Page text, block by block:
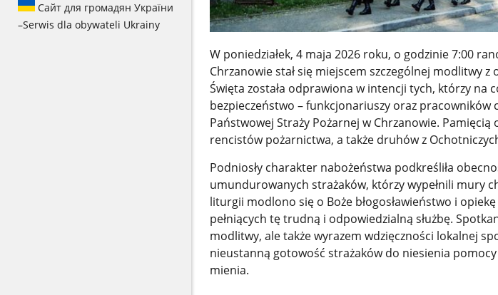
Сайт для громадян України
–Serwis dla obywateli Ukrainy
W poniedziałek, 4 maja 2026 roku, o godzinie 7:00
Chrzanowie stał się miejscem szczególnej modlitwy z
Święta została odprawiona w intencji tych, którzy na
bezpieczeństwo – funkcjonariuszy oraz pracowników
Państwowej Straży Pożarnej w Chrzanowie.
rencistów pożarnictwa, a także druhów z
Podniosły charakter nabożeństwa podkreśliła
umundurowanych strażaków, którzy wypełnili mury
liturgii modlono się o Boże błogosławieństwo i
pełniących tę trudną i odpowiedzialną służbę.
modlitwy, ale także wyrazem wdzięczności lokalnej
nieustanną gotowość strażaków do niesienia
mienia.